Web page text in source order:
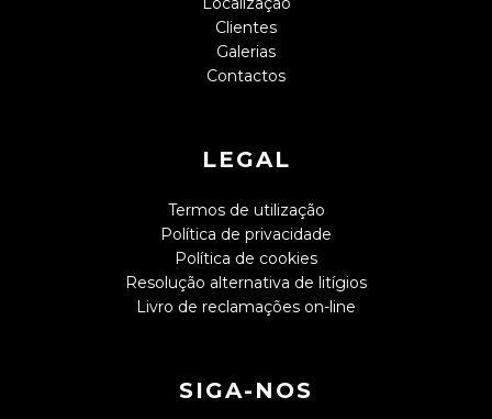
Clientes
Galerias
Contactos
LEGAL
Termos de utilização
Política de privacidade
Política de cookies
Resolução alternativa de litígios
Livro de reclamações on-line
SIGA-NOS